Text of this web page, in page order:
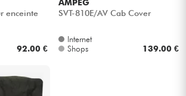
enceinte
92.00 €
AMPEG
SVT-810E/AV Cab Cover
Internet
Shops
139.00 €